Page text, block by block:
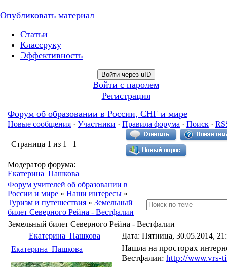
Опубликовать материал
Статьи
Классруку
Эффективность
Войти через uID
Войти с паролем
Регистрация
Форум об образовании в России, СНГ и мире
Новые сообщения · Участники · Правила форума · Поиск ·
Страница 1 из 1 1
Модератор форума:
Екатерина_Пашкова
Форум учителей об образовании в
России и мире » Наши интересы »
Туризм и путешествия » Земельный
билет Северного Рейна - Вестфалии
Земельный билет Северного Рейна - Вестфалии
Екатерина_Пашкова
Дата: Пятница, 30.05.2014,
Екатерина_Пашкова
Нашла на просторах
Вестфалии: http://www.vrs-